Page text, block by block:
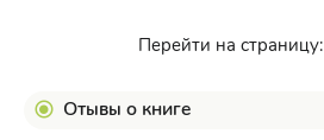
Перейти на страницу:
Отывы о книге